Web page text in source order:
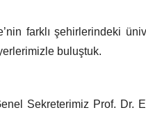
farklı şehirlerindeki
buluştuk.
Sekreterimiz Prof. Dr.